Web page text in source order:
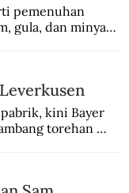
pemenuhan
gula, dan minyak
kini Bayer
torehan